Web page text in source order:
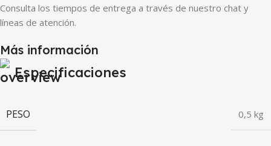
Consulta los tiempos de entrega a través de nuestro chat y
líneas de atención.
Más información
Especificaciones
PESO 0,5 kg